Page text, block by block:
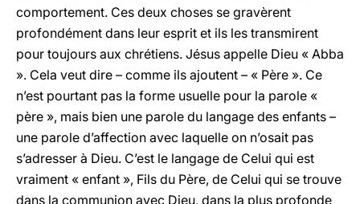
comportement. Ces deux choses se gravèrent
profondément dans leur esprit et ils les transmirent
pour toujours aux chrétiens. Jésus appelle Dieu « Abba
». Cela veut dire – comme ils ajoutent – « Père ». Ce
n’est pourtant pas la forme usuelle pour la parole «
père », mais bien une parole du langage des enfants –
une parole d’affection avec laquelle on n’osait pas
s’adresser à Dieu. C’est le langage de Celui qui est
vraiment « enfant », Fils du Père, de Celui qui se trouve
dans la communion avec Dieu, dans la plus profonde